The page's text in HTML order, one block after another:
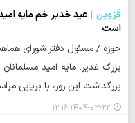
قزوین
عید خدیر خم مایه
است
حوزه / مسئول دفتر شورای
بزرگ غدیر، مایه امید
بزرگداشت این روز، با
۱۴۰۴-۰۳-۲۲ ۱۲:۱۶